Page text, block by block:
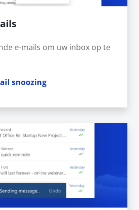
e-mails om uw inbox op te
snoozing